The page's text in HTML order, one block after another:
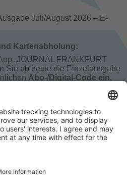
Juli/August 2026 – E-
Kartenabholung:
„JOURNAL FRANKFURT
Sie ab heute die Einzelausgabe
Abo-/Digital-Code ein,
Sie im
keine CITY CARD Buchung